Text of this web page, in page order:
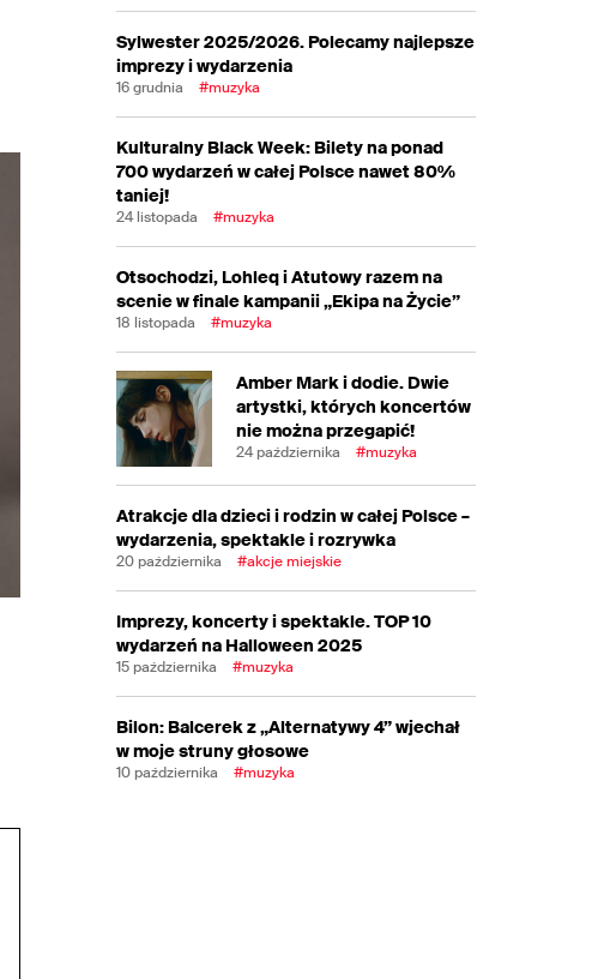
Sylwester 2025/2026. Polecamy najlepsze
imprezy i wydarzenia
16 grudnia #muzyka
Kulturalny Black Week: Bilety na ponad
700 wydarzeń w całej Polsce nawet 80%
taniej!
24 listopada #muzyka
Otsochodzi, Lohleq i Atutowy razem na
scenie w finale kampanii „Ekipa na Życie”
18 listopada #muzyka
Amber Mark i dodie. Dwie
artystki, których koncertów
nie można przegapić!
24 października #muzyka
Atrakcje dla dzieci i rodzin w całej Polsce –
wydarzenia, spektakle i rozrywka
20 października #akcje miejskie
Imprezy, koncerty i spektakle. TOP 10
wydarzeń na Halloween 2025
15 października #muzyka
Bilon: Balcerek z „Alternatywy 4” wjechał
w moje struny głosowe
10 października #muzyka